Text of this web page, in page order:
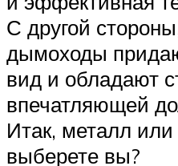
С другой
дымоходы
вид и обладают
впечатляющей
Итак, металл
выберете вы?